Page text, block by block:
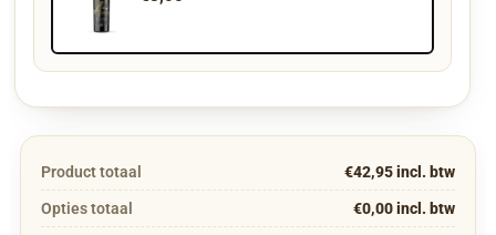
Product totaal €42,95 incl. btw
Opties totaal €0,00 incl. btw